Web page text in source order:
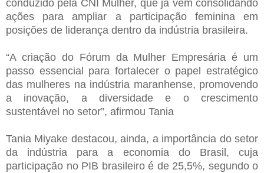
conduzido pela CNI Mulher, que já vem consolidando
ações para ampliar a participação feminina em
posições de liderança dentro da indústria brasileira.
“A criação do Fórum da Mulher Empresária é um
passo essencial para fortalecer o papel estratégico
das mulheres na indústria maranhense, promovendo
a inovação, a diversidade e o crescimento
sustentável no setor”, afirmou Tania
Tania Miyake destacou, ainda, a importância do setor
da indústria para a economia do Brasil, cuja
participação no PIB brasileiro é de 25,5%, segundo o